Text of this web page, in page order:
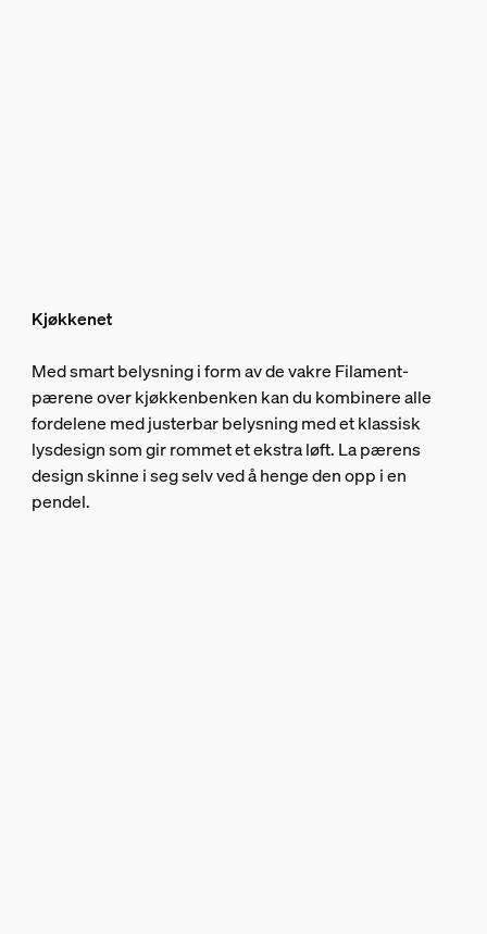
Kjøkkenet
Med smart belysning i form av de vakre Filament-
pærene over kjøkkenbenken kan du kombinere alle
fordelene med justerbar belysning med et klassisk
lysdesign som gir rommet et ekstra løft. La pærens
design skinne i seg selv ved å henge den opp i en
pendel.